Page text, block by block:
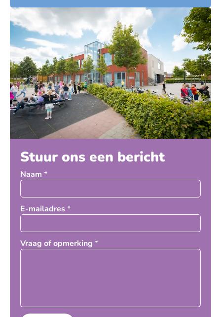
Stuur ons een bericht
Naam *
E-mailadres*
Vraag of opmerking *